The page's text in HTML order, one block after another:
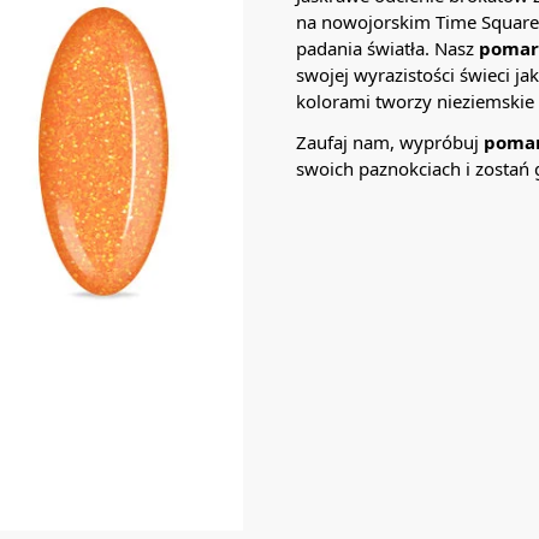
na nowojorskim Time
padania światła. Nasz
swojej wyrazistości świeci
kolorami tworzy nieziemskie
Zaufaj nam, wypróbuj
swoich paznokciach i zostań